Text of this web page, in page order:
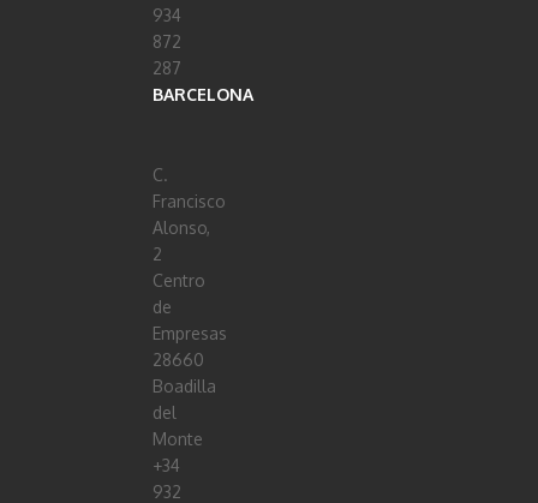
934
872
287
BARCELONA
C.
Francisco
Alonso,
2
Centro
de
Empresas
28660
Boadilla
del
Monte
+34
932